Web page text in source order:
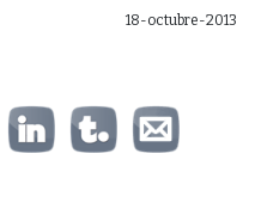
18-octubre-2013